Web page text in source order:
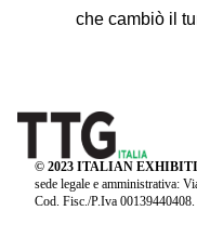
che cambiò il
© 2023 ITALIAN
sede legale e amministrativa:
Cod. Fisc./P.Iva 00139440408.